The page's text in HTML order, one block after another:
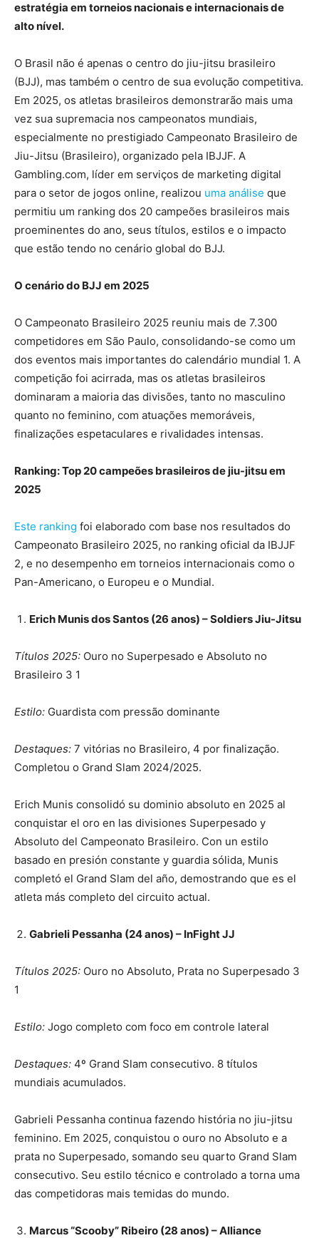
estratégia em torneios nacionais e internacionais de
alto nível.
O Brasil não é apenas o centro do jiu-jitsu brasileiro
(BJJ), mas também o centro de sua evolução competitiva.
Em 2025, os atletas brasileiros demonstrarão mais uma
vez sua supremacia nos campeonatos mundiais,
especialmente no prestigiado Campeonato Brasileiro de
Jiu-Jitsu (Brasileiro), organizado pela IBJJF. A
Gambling.com, líder em serviços de marketing digital
para o setor de jogos online, realizou uma análise que
permitiu um ranking dos 20 campeões brasileiros mais
proeminentes do ano, seus títulos, estilos e o impacto
que estão tendo no cenário global do BJJ.
O cenário do BJJ em 2025
O Campeonato Brasileiro 2025 reuniu mais de 7.300
competidores em São Paulo, consolidando-se como um
dos eventos mais importantes do calendário mundial 1. A
competição foi acirrada, mas os atletas brasileiros
dominaram a maioria das divisões, tanto no masculino
quanto no feminino, com atuações memoráveis,
finalizações espetaculares e rivalidades intensas.
Ranking: Top 20 campeões brasileiros de jiu-jitsu em
2025
Este ranking foi elaborado com base nos resultados do
Campeonato Brasileiro 2025, no ranking oficial da IBJJF
2, e no desempenho em torneios internacionais como o
Pan-Americano, o Europeu e o Mundial.
Erich Munis dos Santos (26 anos) – Soldiers Jiu-Jitsu
Títulos 2025: Ouro no Superpesado e Absoluto no
Brasileiro 3 1
Estilo: Guardista com pressão dominante
Destaques: 7 vitórias no Brasileiro, 4 por finalização.
Completou o Grand Slam 2024/2025.
Erich Munis consolidó su dominio absoluto en 2025 al
conquistar el oro en las divisiones Superpesado y
Absoluto del Campeonato Brasileiro. Con un estilo
basado en presión constante y guardia sólida, Munis
completó el Grand Slam del año, demostrando que es el
atleta más completo del circuito actual.
Gabrieli Pessanha (24 anos) – InFight JJ
Títulos 2025: Ouro no Absoluto, Prata no Superpesado 3
1
Estilo: Jogo completo com foco em controle lateral
Destaques: 4º Grand Slam consecutivo. 8 títulos
mundiais acumulados.
Gabrieli Pessanha continua fazendo história no jiu-jitsu
feminino. Em 2025, conquistou o ouro no Absoluto e a
prata no Superpesado, somando seu quarto Grand Slam
consecutivo. Seu estilo técnico e controlado a torna uma
das competidoras mais temidas do mundo.
Marcus “Scooby” Ribeiro (28 anos) – Alliance